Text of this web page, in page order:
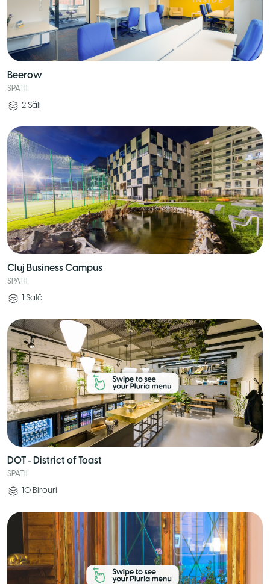
Beerow
SPATII
2 Săli
Cluj Business Campus
SPATII
1 Sală
DOT - District of Toast
SPATII
10 Birouri